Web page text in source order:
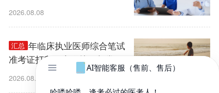
2026.08.08
汇总
2026年临床执业医师综合笔试
准考证打印：密码找回与常见
2026.08.08